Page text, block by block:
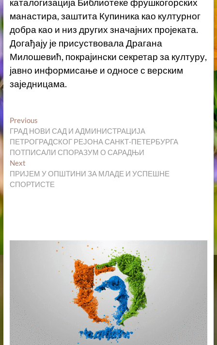
каталогизација Библиотеке фрушкогорских
манастира, заштита Купиника као културног
добра као и низ других значајних пројеката.
Догађају је присуствовала Драгана
Милошевић, покрајински секретар за културу,
јавно информисање и односе с верским
заједницама.
Кретање
чланка
PreviousPrevious
post:
ГРАД НОВИ САД И АДМИНИСТРАЦИЈА
ПЕТРОГРАДСКОГ РЕЈОНА САНКТ-ПЕТЕРБУРГА
ПОТПИСАЛИ СПОРАЗУМ О САРАДЊИ
NextNext
post:
ПРИЈЕМ У ОПШТИНИ ЗА МЛАДЕ И УСПЕШНЕ
СПОРТИСТЕ